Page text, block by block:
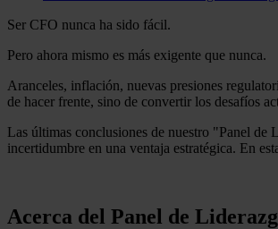
Ser CFO nunca ha sido fácil.
Pero ahora mismo es más exigente que nunca.
Aranceles, inflación, nuevas presiones
de hacer frente, sino de convertir los desafíos
Las últimas conclusiones de nuestro "Panel
incertidumbre en una ventaja estratégica. En
Acerca del Panel de